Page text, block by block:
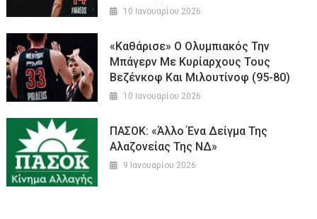
10 Ιανουαρίου 2026
«Καθάρισε» Ο Ολυμπιακός Την
Μπάγερν Με Κυρίαρχους Τους
Βεζένκοφ Και Μιλουτίνοφ (95-80)
10 Ιανουαρίου 2026
ΠΑΣΟΚ: «Άλλο Ένα Δείγμα Της
Αλαζονείας Της ΝΔ»
9 Ιανουαρίου 2026